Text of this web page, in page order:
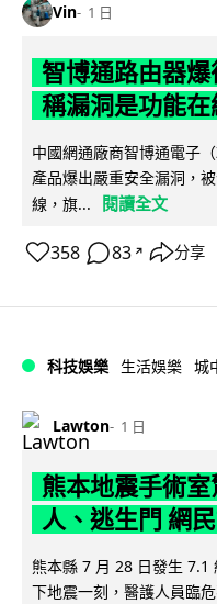
Vin 1 日
智博通路由器
稱漏洞是功能在
中國網通廠商智博通電子
產品爆出嚴重安全漏洞，
線，旗...
閱讀全文
358 83 ↗ 分享
科技娛樂 生活娛樂 城
Lawton 1 日
熊本地震手術
人、逃生門 網
熊本縣 7 月 28 日發生 7.1
下地震一刻，醫護人員臨